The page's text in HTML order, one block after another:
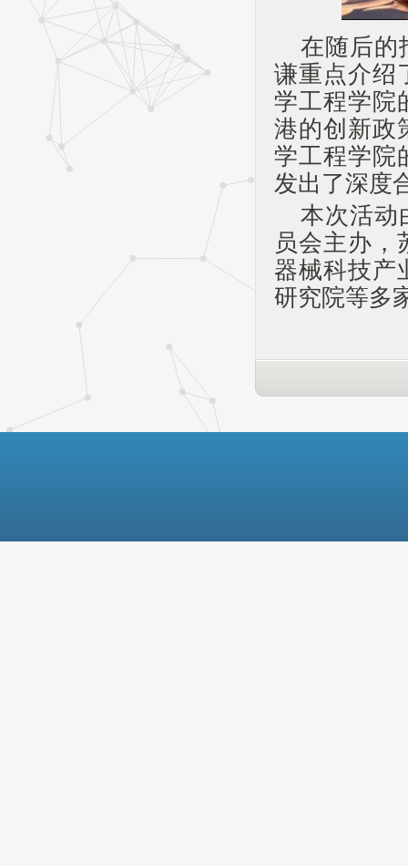
在随后的
谦重点介绍
学工程学院
港的创新政
学工程学院
发出了深度
本次活动
员会主办
器械科技产
研究院等多